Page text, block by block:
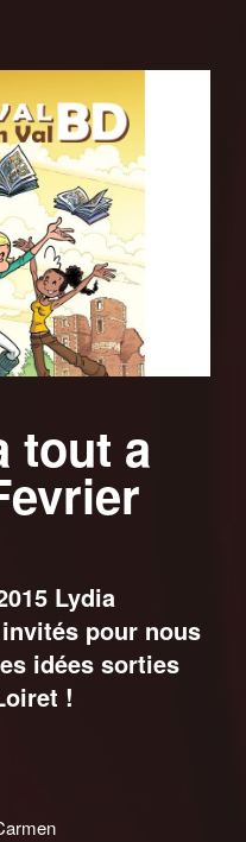
tout a
Lydia
pour nous
idées sorties
!